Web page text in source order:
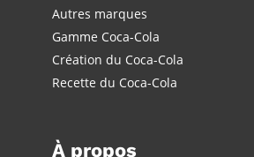
Autres marques
Gamme Coca-Cola
Création du Coca-Cola
Recette du Coca-Cola
À propos